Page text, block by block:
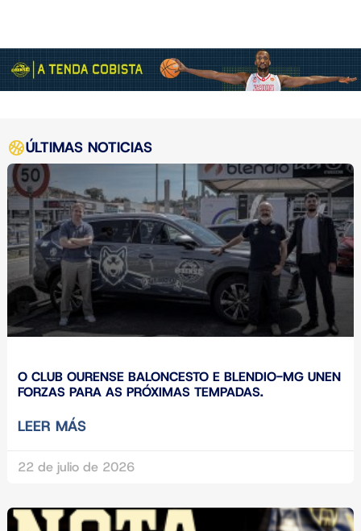
ÚLTIMAS NOTICIAS
O CLUB OURENSE BALONCESTO E BLENDIO-MG UNEN
FORZAS PARA AS PRÓXIMAS TEMPADAS.
LEER MÁS
22 de julio de 2026